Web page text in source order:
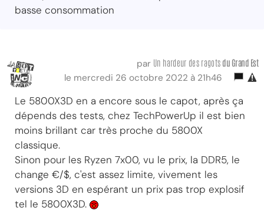
basse consommation
par Un hardeur des ragots du Grand Est
le mercredi 26 octobre 2022 à 21h46
Le 5800X3D en a encore sous le capot, après ça
dépends des tests, chez TechPowerUp il est bien
moins brillant car très proche du 5800X
classique.
Sinon pour les Ryzen 7x00, vu le prix, la DDR5, le
change €/$, c'est assez limite, vivement les
versions 3D en espérant un prix pas trop explosif
tel le 5800X3D.